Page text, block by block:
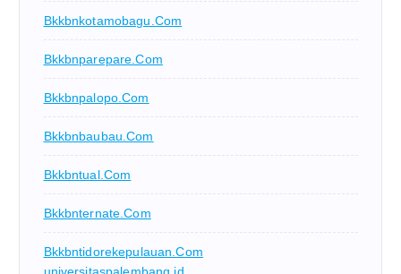
Bkkbnkotamobagu.com
Bkkbnparepare.com
Bkkbnpalopo.com
Bkkbnbaubau.com
Bkkbntual.com
Bkkbnternate.com
Bkkbntidorekepulauan.com